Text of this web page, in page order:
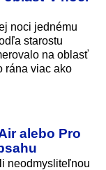
noci jednému
starostu
na oblasť
rána viac ako
alebo Pro
neodmysliteľnou